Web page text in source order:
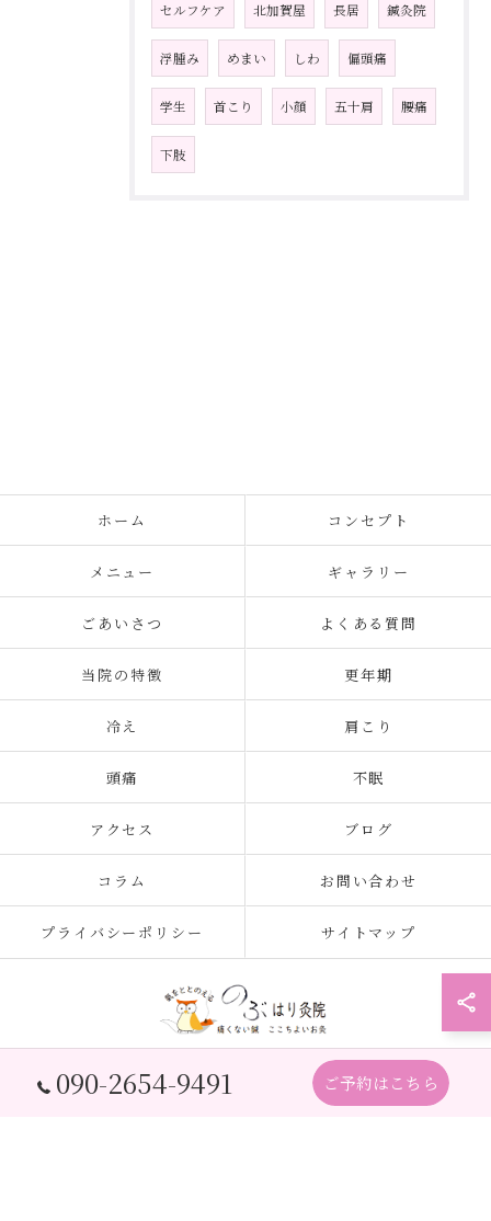
セルフケア 北加賀屋 長居 鍼灸院
浮腫み めまい しわ 偏頭痛
学生 首こり 小顔 五十肩 腰痛
下肢
090-2654-9491 ご予約はこちら
ホーム コンセプト
メニュー ギャラリー
ごあいさつ よくある質問
当院の特徴 更年期
冷え 肩こり
頭痛 不眠
アクセス ブログ
コラム お問い合わせ
プライバシーポリシー サイトマップ
© 2026 大阪府北加賀屋の鍼灸院ならのぶ はり灸院 ALL RIGHTS RESERVED.